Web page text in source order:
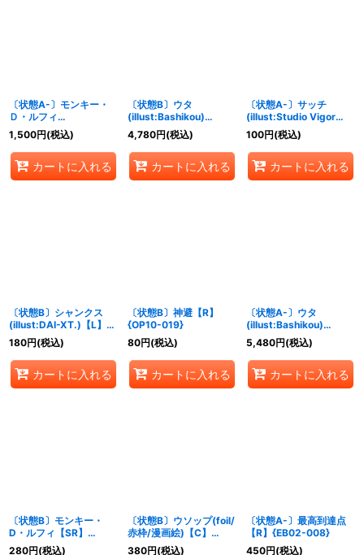
〔状態A-〕モンキー・
Ｄ・ルフィ
(illust:Bashikou)【L】
{ST21-001}
1,500円(税込)
カートに入れる
〔状態B〕ウタ
(illust:Bashikou)
【SR】{ST23-001}
4,780円(税込)
カートに入れる
〔状態A-〕サッチ
(illust:Studio Vigor
Co.Ltd)【C】{ST15-
004}
100円(税込)
カートに入れる
〔状態B〕シャンクス
(illust:DAI-XT.)【L】
{OP09-001}
180円(税込)
カートに入れる
〔状態B〕神避【R】
{OP10-019}
80円(税込)
カートに入れる
〔状態A-〕ウタ
(illust:Bashikou)
【SR】{ST23-001}
5,480円(税込)
カートに入れる
〔状態B〕モンキー・
D・ルフィ【SR】
{ST10-006}
280円(税込)
〔状態B〕ウソップ(foil/
赤枠/漫画絵)【C】
{ST01-002}
380円(税込)
〔状態A-〕最高到達点
【R】{EB02-008}
450円(税込)